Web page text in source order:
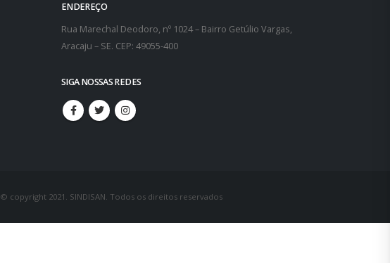
ENDEREÇO
Rua Marechal Deodoro, nº 1024 – Bairro Getúlio Vargas,
Aracaju – SE. CEP: 49055-400
SIGA NOSSAS REDES
© copyright 2021. SINDISAN. Todos os direitos reservados